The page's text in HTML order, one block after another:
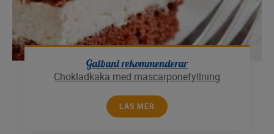
Galbani rekommenderar
Chokladkaka med mascarponefyllning
LÄS MER